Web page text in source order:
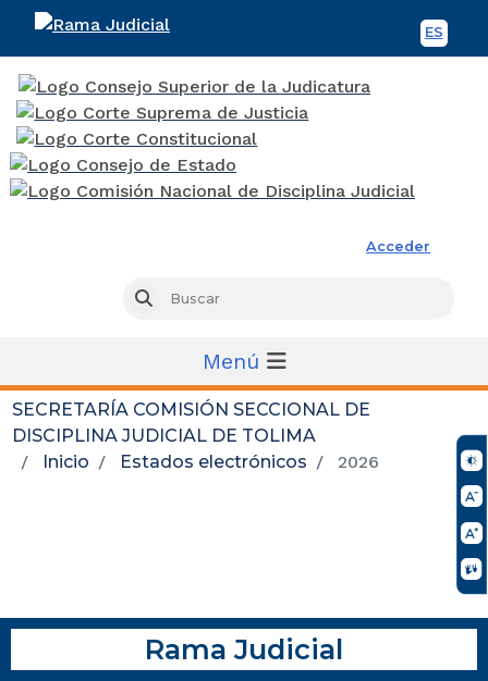
ES
Acceder
Buscar
Menú
SECRETARÍA COMISIÓN SECCIONAL DE
DISCIPLINA JUDICIAL DE TOLIMA
Inicio
Estados electrónicos 2026
Rama Judicial